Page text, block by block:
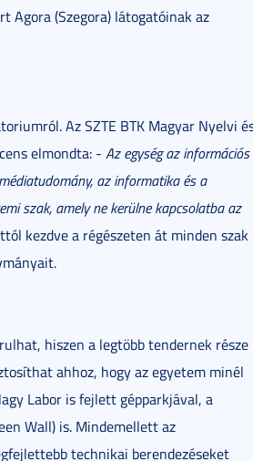
(Szegora) látogatóinak az
Az SZTE BTK Magyar Nyelvi
elmondta: - Az egység az információs
az informatika és a
szak, amely ne kerülne kapcsolatba az
kezdve a régészeten át minden szak
hiszen a legtöbb tendernek része
ahhoz, hogy az egyetem minél
Labor is fejlett gépparkjával, a
Wall) is. Mindemellett az
technikai berendezéseket